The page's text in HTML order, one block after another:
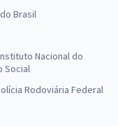
Brasil
Nacional do
Social
Rodoviária Federal